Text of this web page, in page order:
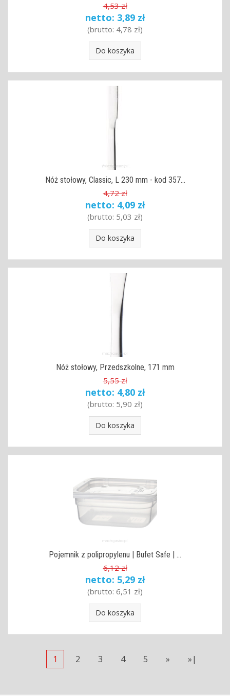
4,53 zł
netto: 3,89 zł
(brutto: 4,78 zł)
Do koszyka
Nóż stołowy, Classic, L 230 mm - kod 357...
4,72 zł
netto: 4,09 zł
(brutto: 5,03 zł)
Do koszyka
Nóż stołowy, Przedszkolne, 171 mm
5,55 zł
netto: 4,80 zł
(brutto: 5,90 zł)
Do koszyka
Pojemnik z polipropylenu | Bufet Safe | ...
6,12 zł
netto: 5,29 zł
(brutto: 6,51 zł)
Do koszyka
1 2 3 4 5 » »|